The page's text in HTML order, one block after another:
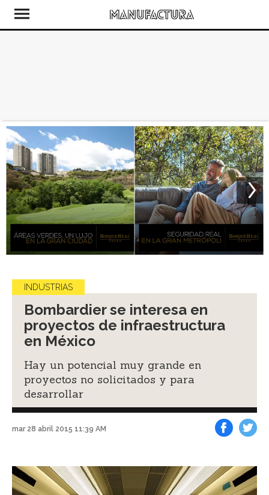
INDUSTRIAS
Bombardier se interesa en
proyectos de infraestructura
en México
Hay un potencial muy grande en
proyectos no solicitados y para
desarrollar
mar 28 abril 2015 11:39 AM